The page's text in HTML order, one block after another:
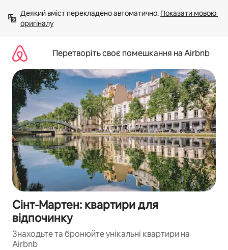
вмісту
Деякий вміст перекладено автоматично. Показати мовою
оригіналу
Перетворіть своє помешкання на Airbnb
Сінт-Мартен: квартири для
відпочинку
Знаходьте та бронюйте унікальні квартири на
Airbnb